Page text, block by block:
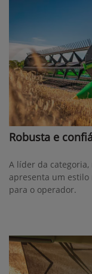
Robusta e
A líder da categoria,
apresenta um
para o operador.